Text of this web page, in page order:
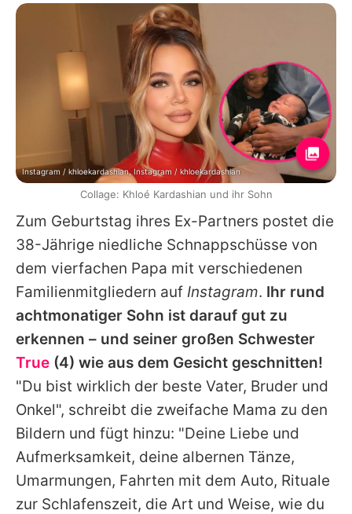
Zum Geburtstag ihres Ex-Partners postet die
38-Jährige niedliche Schnappschüsse von
dem vierfachen Papa mit verschiedenen
Familienmitgliedern auf Instagram. Ihr rund
achtmonatiger Sohn ist darauf gut zu
erkennen – und seiner großen Schwester
True (4) wie aus dem Gesicht geschnitten!
"Du bist wirklich der beste Vater, Bruder und
Onkel", schreibt die zweifache Mama zu den
Bildern und fügt hinzu: "Deine Liebe und
Aufmerksamkeit, deine albernen Tänze,
Umarmungen, Fahrten mit dem Auto, Rituale
zur Schlafenszeit, die Art und Weise, wie du
Instagram / khloekardashian, Instagram / khloekardashian
Collage: Khloé Kardashian und ihr Sohn